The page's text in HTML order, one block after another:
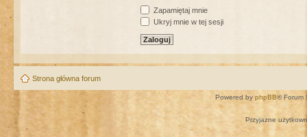
Zapamiętaj mnie
Ukryj mnie w tej sesji
Strona główna forum
Powered by phpBB® Forum
Przyjazne